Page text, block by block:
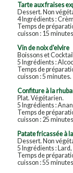
Tarte aux fraises
Dessert. Non
4 Ingrédients :
Temps de
cuisson : 15
Vin de noix d'elvire
Boissons et
5 Ingrédients :
Temps de
cuisson : 5 minutes.
Confiture à la
Plat. Végétarien.
5 Ingrédients :
Temps de
cuisson : 25
Patate fricassée à
Dessert. Non
5 Ingrédients :
Temps de
cuisson : 55